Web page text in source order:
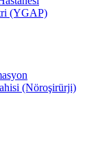
(YGAP)
(Nöroşirürji)